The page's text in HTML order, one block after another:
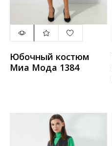
Юбочный костюм
Миа Мода 1384